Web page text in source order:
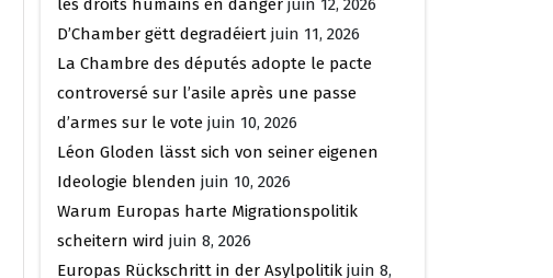
les droits humains en danger juin 12, 2026
D’Chamber gëtt degradéiert juin 11, 2026
La Chambre des députés adopte le pacte
controversé sur l’asile après une passe
d’armes sur le vote juin 10, 2026
Léon Gloden lässt sich von seiner eigenen
Ideologie blenden juin 10, 2026
Warum Europas harte Migrationspolitik
scheitern wird juin 8, 2026
Europas Rückschritt in der Asylpolitik juin 8,